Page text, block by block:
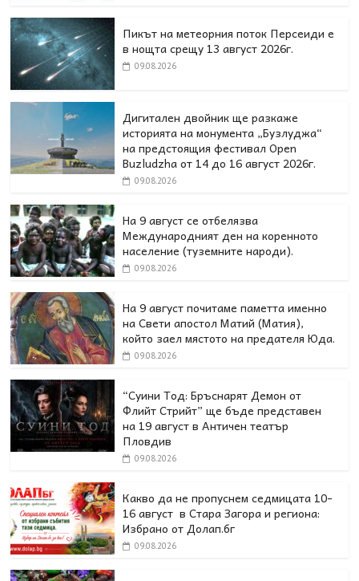
Пикът на метеорния поток Персеиди е
в нощта срещу 13 август 2026г.
09.08.2026
Дигитален двойник ще разкаже
историята на монумента „Бузлуджа“
на предстоящия фестивал Open
Buzludzha от 14 до 16 август 2026г.
09.08.2026
На 9 август се отбелязва
Международният ден на коренното
население (туземните народи).
09.08.2026
На 9 август почитаме паметта именно
на Свети апостол Матий (Матия),
който заел мястото на предателя Юда.
09.08.2026
“Суини Тод: Бръснарят Демон от
Флийт Стрийт” ще бъде представен
на 19 август в Античен театър
Пловдив
09.08.2026
Какво да не пропуснем седмицата 10-
16 август в Стара Загора и региона:
Избрано от Долап.бг
09.08.2026